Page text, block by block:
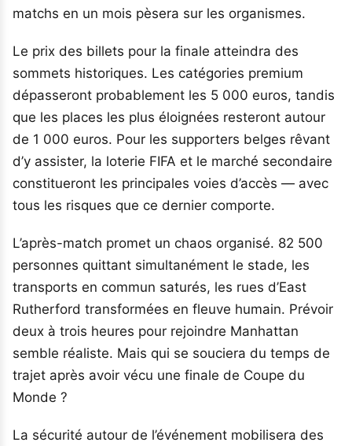
matchs en un mois pèsera sur les organismes.
Le prix des billets pour la finale atteindra des
sommets historiques. Les catégories premium
dépasseront probablement les 5 000 euros, tandis
que les places les plus éloignées resteront autour
de 1 000 euros. Pour les supporters belges rêvant
d’y assister, la loterie FIFA et le marché secondaire
constitueront les principales voies d’accès — avec
tous les risques que ce dernier comporte.
L’après-match promet un chaos organisé. 82 500
personnes quittant simultanément le stade, les
transports en commun saturés, les rues d’East
Rutherford transformées en fleuve humain. Prévoir
deux à trois heures pour rejoindre Manhattan
semble réaliste. Mais qui se souciera du temps de
trajet après avoir vécu une finale de Coupe du
Monde ?
La sécurité autour de l’événement mobilisera des